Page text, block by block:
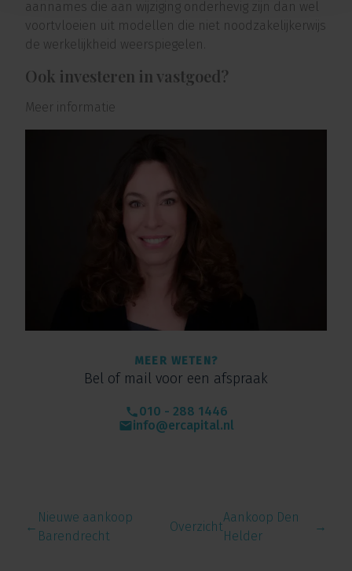
aannames die aan wijziging onderhevig zijn dan wel
voortvloeien uit modellen die niet noodzakelijkerwijs
de werkelijkheid weerspiegelen.
Ook investeren in vastgoed?
Meer informatie
MEER WETEN?
Bel of mail voor een afspraak
010 - 288 1446
info@ercapital.nl
←
Nieuwe aankoop
Barendrecht
Overzicht
Aankoop Den
Helder
→